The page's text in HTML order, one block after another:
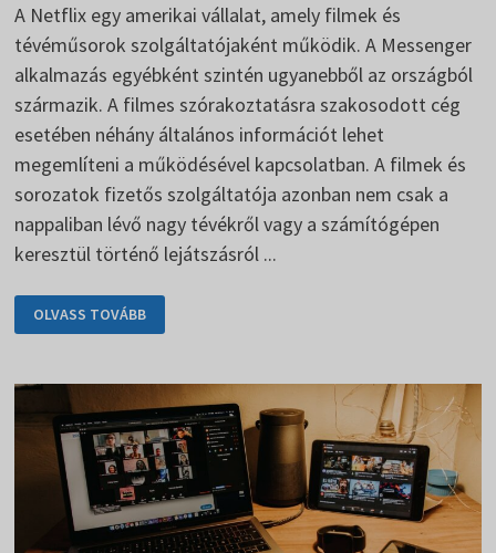
A Netflix egy amerikai vállalat, amely filmek és
tévéműsorok szolgáltatójaként működik. A Messenger
alkalmazás egyébként szintén ugyanebből az országból
származik. A filmes szórakoztatásra szakosodott cég
esetében néhány általános információt lehet
megemlíteni a működésével kapcsolatban. A filmek és
sorozatok fizetős szolgáltatója azonban nem csak a
nappaliban lévő nagy tévékről vagy a számítógépen
keresztül történő lejátszásról ...
NETFLIX
MOBIL
LÉTEZIK
OLVASS TOVÁBB